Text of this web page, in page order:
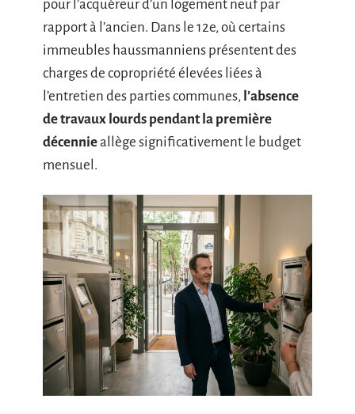
pour l’acquéreur d’un logement neuf par
rapport à l’ancien. Dans le 12e, où certains
immeubles haussmanniens présentent des
charges de copropriété élevées liées à
l’entretien des parties communes, l’absence
de travaux lourds pendant la première
décennieallège significativement le budget
mensuel.